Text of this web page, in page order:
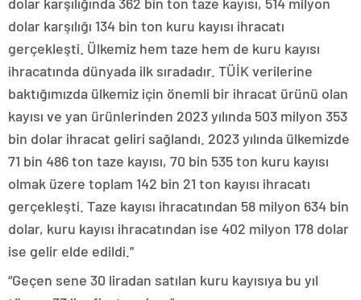
dolar karşılığı 134 bin ton kuru kayısı ihracatı
gerçekleşti. Ülkemiz hem taze hem de kuru kayısı
ihracatında dünyada ilk sıradadır. TÜİK verilerine
baktığımızda ülkemiz için önemli bir ihracat ürünü olan
kayısı ve yan ürünlerinden 2023 yılında 503 milyon 353
bin dolar ihracat geliri sağlandı. 2023 yılında ülkemizde
71 bin 486 ton taze kayısı, 70 bin 535 ton kuru kayısı
olmak üzere toplam 142 bin 21 ton kayısı ihracatı
gerçekleşti. Taze kayısı ihracatından 58 milyon 634 bin
dolar, kuru kayısı ihracatından ise 402 milyon 178 dolar
ise gelir elde edildi.”
“Geçen sene 30 liradan satılan kuru kayısıya bu yıl